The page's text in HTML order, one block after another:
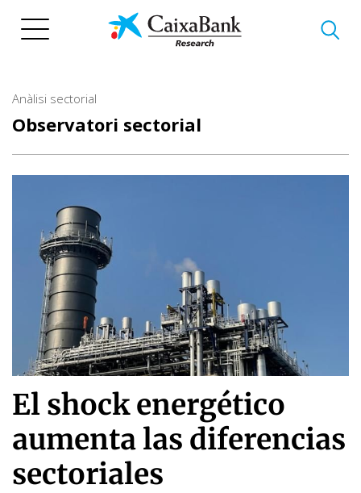
Anàlisi sectorial
Observatori sectorial
El shock energético
aumenta las diferencias
sectoriales